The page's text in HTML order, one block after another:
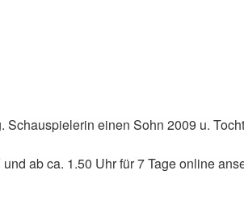
einen Sohn 2009 u.
ab ca. 1.50 Uhr für 7 Tage online